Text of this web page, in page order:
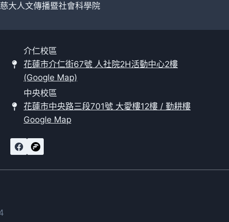
慈大人文傳播暨社會科學院
介仁校區
花蓮市介仁街67號 人社院2H活動中心2樓
(Google Map)
中央校區
花蓮市中央路三段701號 大愛樓12樓 / 勤耕樓
Google Map